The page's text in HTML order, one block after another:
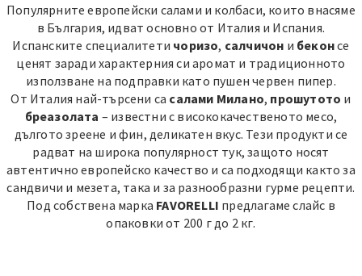
Популярните европейски салами и колбаси, които внасяме
в България, идват основно от Италия и Испания.
Испанските специалитети чоризо, салчичон и беконсе
ценят заради характерния си аромат и традиционното
използване на подправки като пушен червен пипер.
От Италия най-търсени са салами Милано, прошутото и
бреазолата – известни с висококачественото месо,
дългото зреене и фин, деликатен вкус. Тези продукти се
радват на широка популярност тук, защото носят
автентично европейско качество и са подходящи както за
сандвичи и мезета, така и за разнообразни гурме рецепти.
Под собствена марка FAVORELLI предлагаме слайс в
опаковки от 200 г до 2 кг.